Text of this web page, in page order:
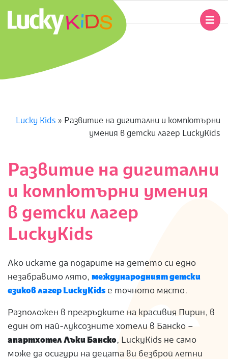
content
U
K
K
I
D
Lucky Kids » Развитие на дигитални и компютърни
умения в детски лагер LuckyKids
Развитие на дигитални
и компютърни умения
в детски лагер
LuckyKids
Ако искате да подарите на детето си едно
незабравимо лято, международният детски
езиков лагер LuckyKids е точното място.
Разположен в прегръдките на красивия Пирин, в
един от най-луксозните хотели в Банско –
апартхотел Лъки Банско, LuckyKids не само
може да осигури на децата ви безброй летни